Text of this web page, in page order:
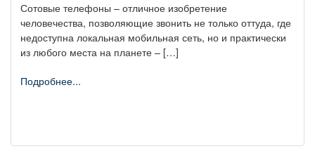
Сотовые телефоны – отличное изобретение
человечества, позволяющие звонить не только оттуда, где
недоступна локальная мобильная сеть, но и практически
из любого места на планете – […]
Подробнее...